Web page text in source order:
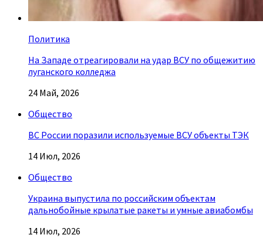
Политика
На Западе отреагировали на удар ВСУ по общежитию
луганского колледжа
24 Май, 2026
Общество
ВС России поразили используемые ВСУ объекты ТЭК
14 Июл, 2026
Общество
Украина выпустила по российским объектам
дальнобойные крылатые ракеты и умные авиабомбы
14 Июл, 2026